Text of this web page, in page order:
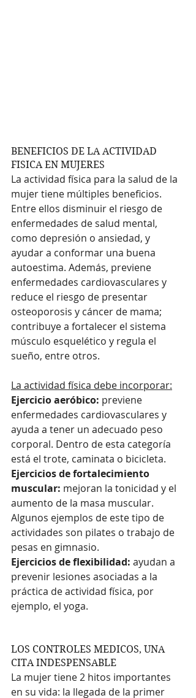
BENEFICIOS DE LA ACTIVIDAD
FISICA EN MUJERES
La actividad física para la salud de la
mujer tiene múltiples beneficios.
Entre ellos disminuir el riesgo de
enfermedades de salud mental,
como depresión o ansiedad, y
ayudar a conformar una buena
autoestima. Además, previene
enfermedades cardiovasculares y
reduce el riesgo de presentar
osteoporosis y cáncer de mama;
contribuye a fortalecer el sistema
músculo esquelético y regula el
sueño, entre otros.
La actividad física debe incorporar:
Ejercicio aeróbico: previene
enfermedades cardiovasculares y
ayuda a tener un adecuado peso
corporal. Dentro de esta categoría
está el trote, caminata o bicicleta.
Ejercicios de fortalecimiento
muscular: mejoran la tonicidad y el
aumento de la masa muscular.
Algunos ejemplos de este tipo de
actividades son pilates o trabajo de
pesas en gimnasio.
Ejercicios de flexibilidad: ayudan a
prevenir lesiones asociadas a la
práctica de actividad física, por
ejemplo, el yoga.
LOS CONTROLES MEDICOS, UNA
CITA INDESPENSABLE
La mujer tiene 2 hitos importantes
en su vida: la llegada de la primer